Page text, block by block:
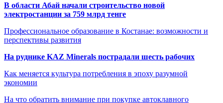
В области Абай начали строительство новой
электростанции за 759 млрд тенге
Профессиональное образование в Костанае: возможности и
перспективы развития
На руднике KAZ Minerals пострадали шесть рабочих
Как меняется культура потребления в эпоху разумной
экономии
На что обратить внимание при покупке автоклавного